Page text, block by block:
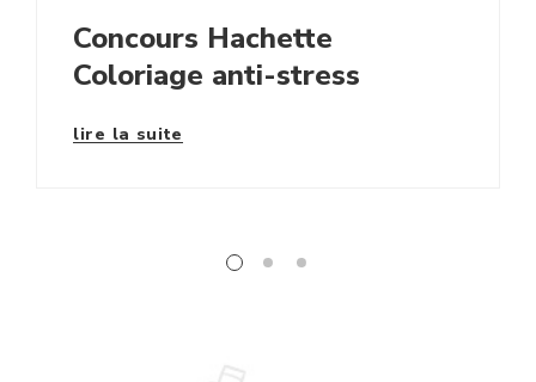
Concours Hachette
Coloriage anti-stress
lire la suite